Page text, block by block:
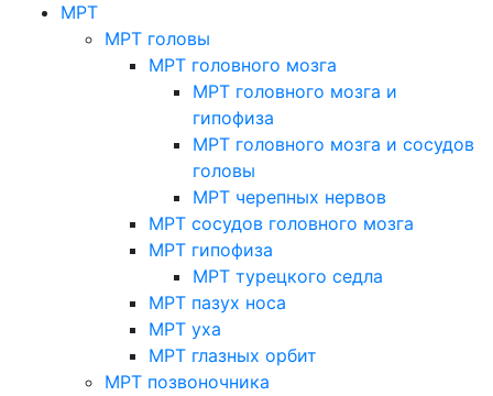
МРТ
МРТ головы
МРТ головного мозга
МРТ головного мозга и
гипофиза
МРТ головного мозга и сосудов
головы
МРТ черепных нервов
МРТ сосудов головного мозга
МРТ гипофиза
МРТ турецкого седла
МРТ пазух носа
МРТ уха
МРТ глазных орбит
МРТ позвоночника